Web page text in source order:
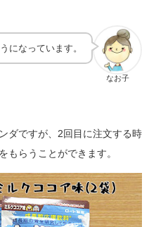
なお子
になっています。
ダですが、2回目に注文する時
もらうことができます。